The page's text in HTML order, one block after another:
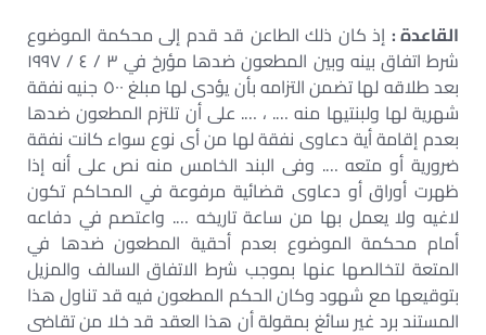
القاعدة : إذ كان ذلك الطاعن قد قدم إلى محكمة الموضوع
شرط اتفاق بينه وبين المطعون ضدها مؤرخ في ٣ / ٤ / ١٩٩٧
بعد طلاقه لها تضمن التزامه بأن يؤدى لها مبلغ ٥٠٠ جنيه نفقة
شهرية لها ولبنتيها منه …. ، …. على أن تلتزم المطعون ضدها
بعدم إقامة أية دعاوى نفقة لها من أى نوع سواء كانت نفقة
ضرورية أو متعه …. وفى البند الخامس منه نص على أنه إذا
ظهرت أوراق أو دعاوى قضائية مرفوعة في المحاكم تكون
لاغيه ولا يعمل بها من ساعة تاريخه …. واعتصم في دفاعه
أمام محكمة الموضوع بعدم أحقية المطعون ضدها في
المتعة لتخالصها عنها بموجب شرط الاتفاق السالف والمزيل
بتوقيعها مع شهود وكان الحكم المطعون فيه قد تناول هذا
المستند برد غير سائغ بمقولة أن هذا العقد قد خلا من تقاضى